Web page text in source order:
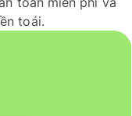
toái.